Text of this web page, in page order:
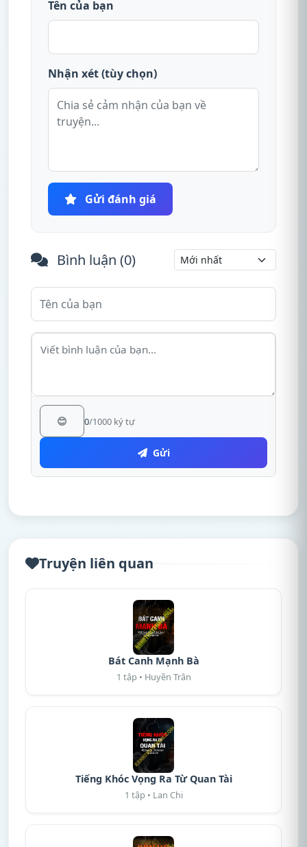
Tên của bạn
Nhận xét (tùy chọn)
Gửi đánh giá
Bình luận (0)
😊 0/1000 ký tự
Gửi
Truyện liên quan
Bát Canh Mạnh Bà
1 tập • Huyền Trân
Tiếng Khóc Vọng Ra Từ Quan Tài
1 tập • Lan Chi